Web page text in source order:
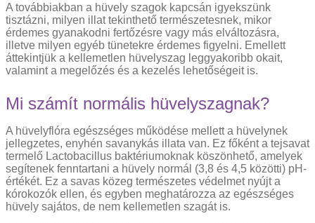
A továbbiakban a hüvely szagok kapcsán igyekszünk
tisztázni, milyen illat tekinthető természetesnek, mikor
érdemes gyanakodni fertőzésre vagy más elváltozásra,
illetve milyen egyéb tünetekre érdemes figyelni. Emellett
áttekintjük a kellemetlen hüvelyszag leggyakoribb okait,
valamint a megelőzés és a kezelés lehetőségeit is.
Mi számít normális hüvelyszagnak?
A hüvelyflóra egészséges működése mellett a hüvelynek
jellegzetes, enyhén savanykás illata van. Ez főként a tejsavat
termelő Lactobacillus baktériumoknak köszönhető, amelyek
segítenek fenntartani a hüvely normál (3,8 és 4,5 közötti) pH-
értékét. Ez a savas közeg természetes védelmet nyújt a
kórokozók ellen, és egyben meghatározza az egészséges
hüvely sajátos, de nem kellemetlen szagát is.